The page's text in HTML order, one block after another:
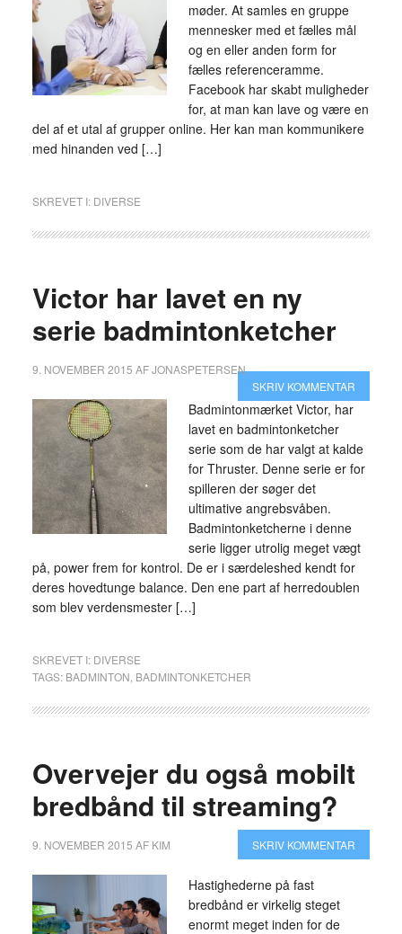
møder. At samles en gruppe
mennesker med et fælles mål
og en eller anden form for
fælles referenceramme.
Facebook har skabt muligheder
for, at man kan lave og være en
del af et utal af grupper online. Her kan man kommunikere
med hinanden ved […]
SKREVET I: DIVERSE
Victor har lavet en ny
serie badmintonketcher
9. NOVEMBER 2015 AFJONASPETERSEN
SKRIV KOMMENTAR
Badmintonmærket Victor, har
lavet en badmintonketcher
serie som de har valgt at kalde
for Thruster. Denne serie er for
spilleren der søger det
ultimative angrebsvåben.
Badmintonketcherne i denne
serie ligger utrolig meget vægt
på, power frem for kontrol. De er i særdeleshed kendt for
deres hovedtunge balance. Den ene part af herredoublen
som blev verdensmester […]
SKREVET I: DIVERSE
TAGS: BADMINTON BADMINTONKETCHER
Overvejer du også mobilt
bredbånd til streaming?
9. NOVEMBER 2015 AF KIM SKRIV KOMMENTAR
Hastighederne på fast
bredbånd er virkelig steget
enormt meget inden for de